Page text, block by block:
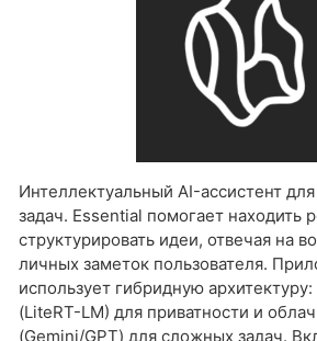
Интеллектуальный AI-ассистент
задач. Essential помогает находить
структурировать идеи, отвечая на
личных заметок пользователя.
использует гибридную
(LiteRT-LM) для приватности и
(Gemini/GPT) для сложных задач.